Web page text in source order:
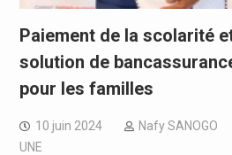
Paiement de la scolarité
solution de
pour les familles
10 juin 2024 Nafy SANOGO
UNE